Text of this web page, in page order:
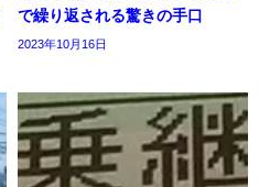
で繰り返される驚きの手口
2023年10月16日